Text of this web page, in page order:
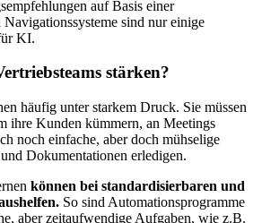
auf Basis einer
Navigationssysteme sind nur einige
KI.
stärken?
häufig unter starkem Druck. Sie müssen
ihre Kunden kümmern, an Meetings
noch einfache, aber doch mühselige
Dokumentationen erledigen.
können bei standardisierbaren und
So sind Automationsprogramme
aber zeitaufwendige Aufgaben, wie z.B.